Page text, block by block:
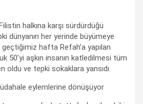
halkına karşı sürdürdüğü
dünyanın her yerinde büyümeye
hafta Refah’a yapılan
50’yi aşkın insanın katledilmesi tüm
oldu ve tepki sokaklara yansıdı.
eylemlerine dönüşüyor